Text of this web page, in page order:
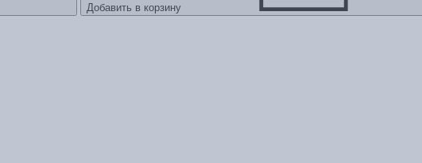
Добавить в корзину